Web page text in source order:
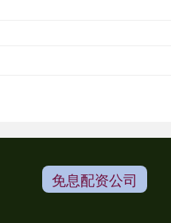
免息配资公司